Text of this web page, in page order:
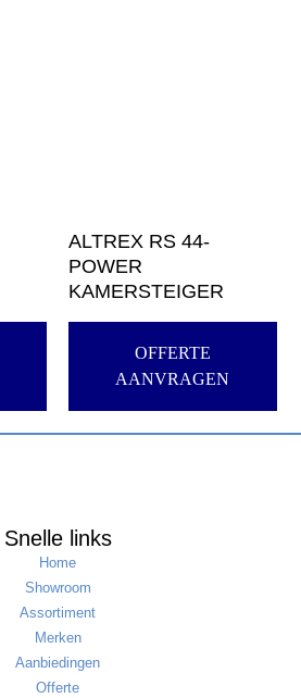
ALTREX RS 44-
POWER
KAMERSTEIGER
OFFERTE
AANVRAGEN
Snelle links
Home
Showroom
Assortiment
Merken
Aanbiedingen
Offerte